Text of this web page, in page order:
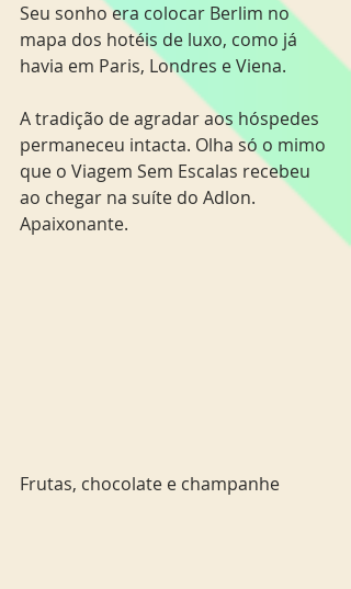
Seu sonho era colocar Berlim no
mapa dos hotéis de luxo, como já
havia em Paris, Londres e Viena.
A tradição de agradar aos hóspedes
permaneceu intacta. Olha só o mimo
que o Viagem Sem Escalas recebeu
ao chegar na suíte do Adlon.
Apaixonante.
Frutas, chocolate e champanhe